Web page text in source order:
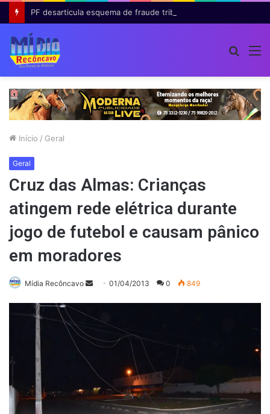
Início / Geral
Geral
Cruz das Almas: Crianças
atingem rede elétrica durante
jogo de futebol e causam pânico
em moradores
Mídia Recôncavo
Mande
mail
01/04/2013 0 849